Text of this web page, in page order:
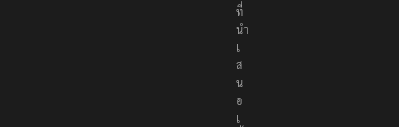
ที่
นำ
เ
ส
น
อ
เ